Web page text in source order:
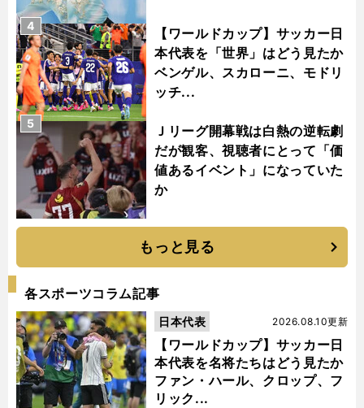
【ワールドカップ】サッカー日
本代表を「世界」はどう見たか
ベンゲル、スカローニ、モドリ
ッチ...
4
Ｊリーグ開幕戦は白熱の逆転劇
だが観客、視聴者にとって「価
値あるイベント」になっていた
か
5
もっと見る
各スポーツコラム記事
【ワールドカップ】サッカー日
本代表を名将たちはどう見たか
ファン・ハール、クロップ、フ
リック...
2026.08.10更新
日本代表